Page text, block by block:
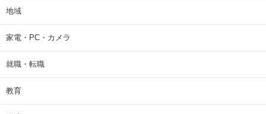
地域
家電・PC・カメラ
就職・転職
教育